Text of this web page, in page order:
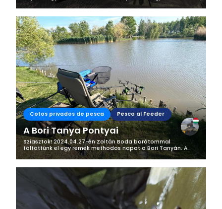
Helyszín: Csongi Tavak - Derekegyház Előző nap egy kis
információ gyűjtés, illetve...
Cotos privados de pesca Pesca al Feeder
A Bori Tanya Pontyai
Sziasztok! 2024.04.27-én Zoltán Boda barátommal
töltöttünk el egy remek methodos napot a Bori Tanyán. A
tegnap esti készületek után, reggel 6 óra után már kocsiban
ülve elindultunk túránkra,...